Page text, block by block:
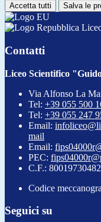
Accetta tutti Salva le
Contatti
Liceo Scientifico
Via Alfonso La
Tel: +39 055 500
Tel: +39 055 247
Email:
mail
Email:
PEC:
C.F.: 80019730482
Codice
Seguici su